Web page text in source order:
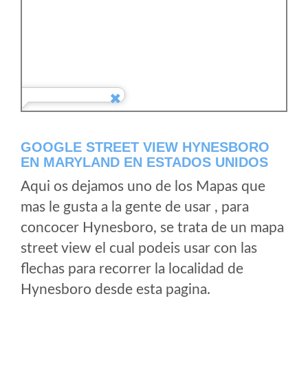
GOOGLE STREET VIEW HYNESBORO
EN MARYLAND EN ESTADOS UNIDOS
Aqui os dejamos uno de los Mapas que
mas le gusta a la gente de usar , para
concocer Hynesboro, se trata de un mapa
street view el cual podeis usar con las
flechas para recorrer la localidad de
Hynesboro desde esta pagina.